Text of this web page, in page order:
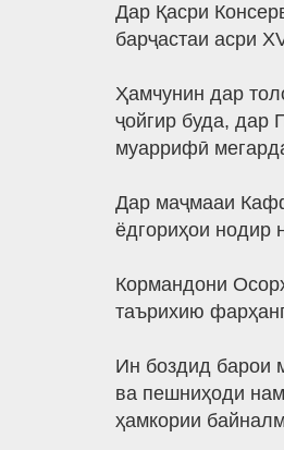
Дар Қасри
барҷастаи асри
Ҳамчунин дар
ҷойгир буда, дар
муаррифӣ
Дар маҷмааи
ёдгориҳои нодир
Кормандони
таърихию
Ин боздид барои
ва пешниҳоди
ҳамкории